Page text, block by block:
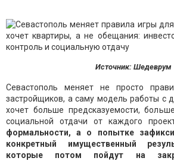
Источник: Шедеврум
Севастополь меняет не просто
застройщиков, а саму модель работы с
хочет больше предсказуемости,
социальной отдачи от каждого
формальности, а о попытке
конкретный имущественный
которые потом пойдут на